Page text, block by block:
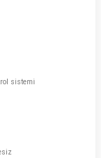
sistemi